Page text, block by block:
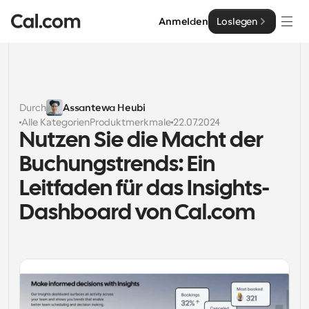
Anmelden Loslegen
Lösungen
Nach Teamgröße
Für Einzelpersonen
Persönliche Terminplanung einfach gemacht
Kollaborative Planung für Gruppen
Für Unternehmen
Enterprise
Entwickler
API
API
Erstellen Sie Ihre eigenen Integrationen mit unserer
Preisgestaltung
Durch
Assantewa Heubi
Alle KategorienProduktmerkmale 22.07.2024
Nutzen Sie die Macht der
Buchungstrends: Ein
Leitfaden für das Insights-
Dashboard von Cal.com